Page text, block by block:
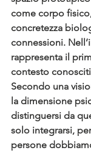
come corpo
concretezza
connessioni.
rappresenta il
contesto
Secondo una
la dimensione
distinguersi da
solo integrarsi,
persone